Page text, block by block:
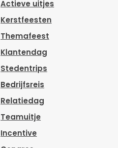
Actieve uitjes
Kerstfeesten
Themafeest
Klantendag
Stedentrips
Bedrijfsreis
Relatiedag
Teamuitje
Incentive